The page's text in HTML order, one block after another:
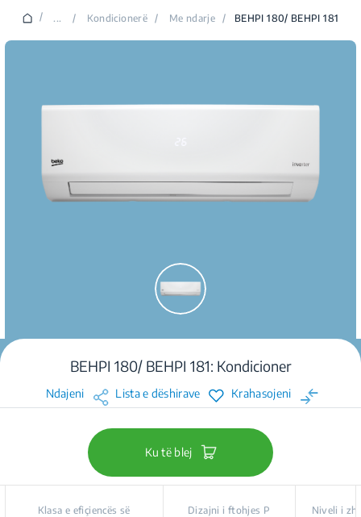
/ ... / Kondicionerë / Me ndarje / BEHPI 180/ BEHPI 181
BEHPI 180/ BEHPI 181: Kondicioner
Ndajeni Lista e dëshirave Krahasojeni
Ku të blej
Klasa e efiçiencës së
Dizajni i ftohjes P
Niveli i